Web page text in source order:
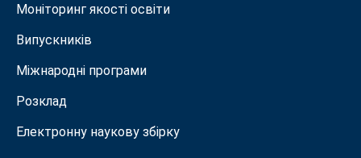
Моніторинг якості освіти
Випускників
Міжнародні програми
Розклад
Електронну наукову збірку